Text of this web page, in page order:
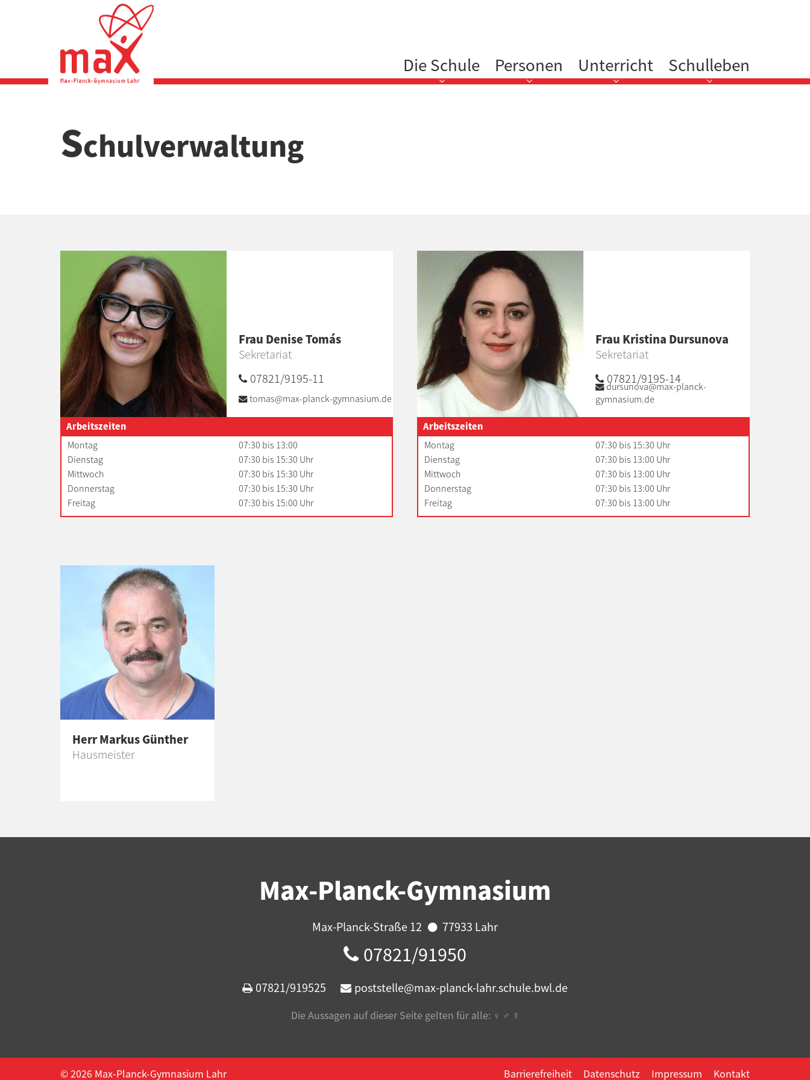
Hauptnavigation
Die Schule Personen Unterricht Schulleben
Schulverwaltung
Frau Denise Tomás
Sekretariat
07821/9195-11
tomas@max-planck-gymnasium.de
Arbeitszeiten
Montag
07:30 bis 13:00
Dienstag
07:30 bis 15:30 Uhr
Mittwoch
07:30 bis 15:30 Uhr
Donnerstag
07:30 bis 15:30 Uhr
Freitag
07:30 bis 15:00 Uhr
Frau Kristina Dursunova
Sekretariat
07821/9195-14
dursunova@max-planck-
gymnasium.de
Arbeitszeiten
Montag
07:30 bis 15:30 Uhr
Dienstag
07:30 bis 13:00 Uhr
Mittwoch
07:30 bis 13:00 Uhr
Donnerstag
07:30 bis 13:00 Uhr
Freitag
07:30 bis 13:00 Uhr
Herr Markus Günther
Hausmeister
Max-Planck-Gymnasium
Max-Planck-Straße 12 77933 Lahr
07821/91950
07821/919525 poststelle@max-planck-lahr.schule.bwl.de
Die Aussagen auf dieser Seite gelten für alle: ♀ ♂ ☿️
© 2026 Max-Planck-Gymnasium Lahr Barrierefreiheit Datenschutz Impressum Kontakt